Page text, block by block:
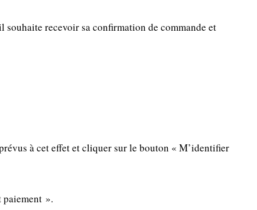
recevoir sa confirmation de commande et
à cet effet et cliquer sur le bouton « M’identifier
paiement ».